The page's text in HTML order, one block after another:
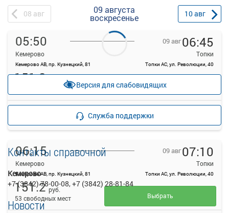
08 авг 09 августа
воскресенье 10авг
05:50
Кемерово
Кемерово АВ, пр. Кузнецкий, 81
09 авг06:45
Топки
Топки АС, ул. Революции, 40
151.2
53 свободных мест
Продажа билетов
прекращена
06:15
Кемерово
Кемерово АВ, пр. Кузнецкий, 81
09 авг07:10
Топки
Топки АС, ул. Революции, 40
151.2 руб.
53 свободных мест
Выбрать
Версия для слабовидящих
Служба поддержки
Контакты справочной
Кемерово
+7 (3842) 78-00-08, +7 (3842) 28-81-84
Новости